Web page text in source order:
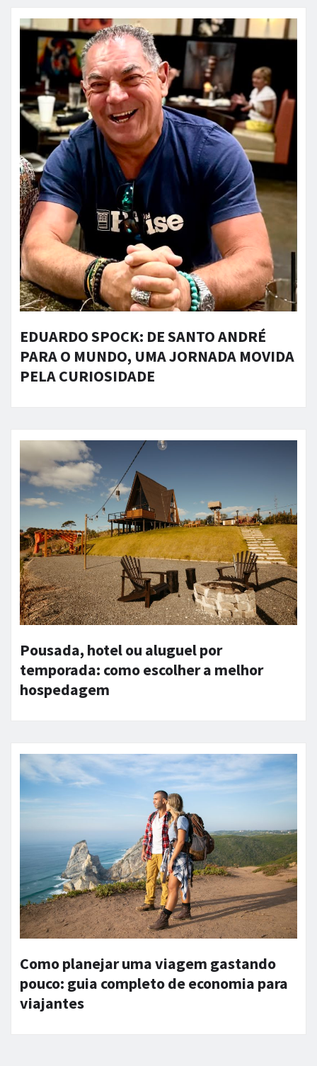
EDUARDO SPOCK: DE SANTO ANDRÉ
PARA O MUNDO, UMA JORNADA MOVIDA
PELA CURIOSIDADE
Pousada, hotel ou aluguel por
temporada: como escolher a melhor
hospedagem
Como planejar uma viagem gastando
pouco: guia completo de economia para
viajantes